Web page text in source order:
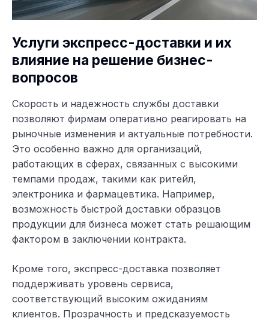
Услуги экспресс-доставки и их
влияние на решение бизнес-
вопросов
Скорость и надежность службы доставки
позволяют фирмам оперативно реагировать на
рыночные изменения и актуальные потребности.
Это особенно важно для организаций,
работающих в сферах, связанных с высокими
темпами продаж, такими как ритейл,
электроника и фармацевтика. Например,
возможность быстрой доставки образцов
продукции для бизнеса может стать решающим
фактором в заключении контракта.
Кроме того, экспресс-доставка позволяет
поддерживать уровень сервиса,
соответствующий высоким ожиданиям
клиентов. Прозрачность и предсказуемость